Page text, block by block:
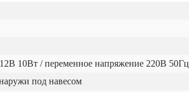
10Вт / переменное напряжение 220В 50Гц
под навесом